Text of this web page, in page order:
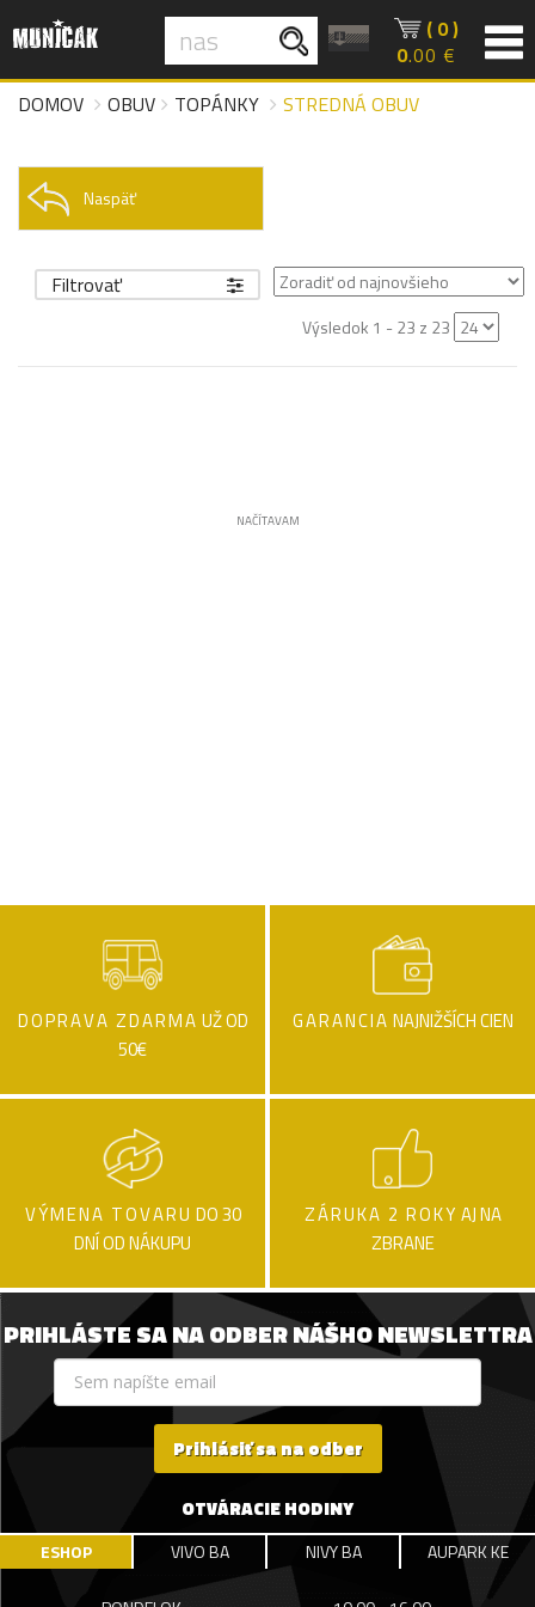
( 0 )
0.00 €
DOMOV
OBUV TOPÁNKY STREDNÁ OBUV
Naspäť
Filtrovať
Výsledok 1 - 23 z 23
NAČÍTAVAM
DOPRAVA ZDARMA UŽ OD
50€
GARANCIA NAJNIŽŠÍCH CIEN
VÝMENA TOVARU DO 30
DNÍ OD NÁKUPU
ZÁRUKA 2 ROKY AJ NA
ZBRANE
PRIHLÁSTE SA NA ODBER NÁŠHO NEWSLETTRA
Prihlásiť sa na odber
OTVÁRACIE HODINY
ESHOP VIVO BA NIVY BA AUPARK KE